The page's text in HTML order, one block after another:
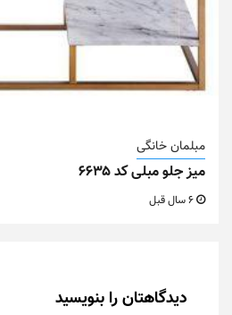
مبلمان خانگی
میز جلو مبلی کد ۶۶۳۵
دیدگاهتان را بنویسید